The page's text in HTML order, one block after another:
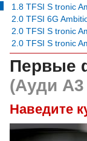
1.8 TFSI S tronic
2.0 TFSI 6G
2.0 TFSI S tronic
2.0 TFSI S tronic
Первые
(Ауди А3
Наведите